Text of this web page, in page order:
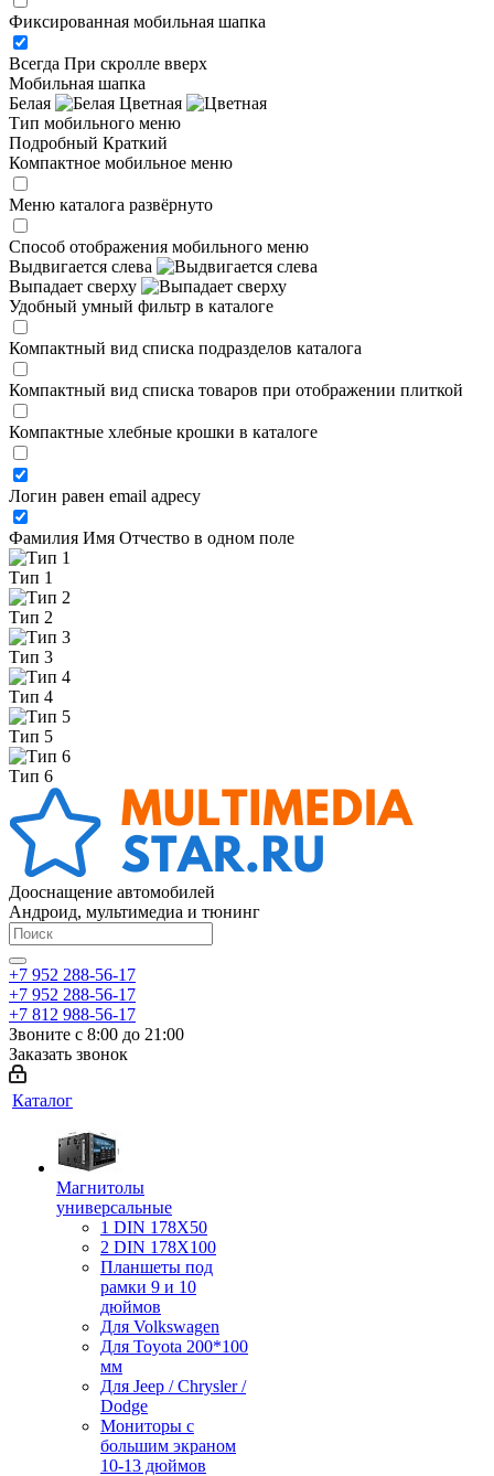
Фиксированная мобильная шапка
Всегда При скролле вверх
Мобильная шапка
Белая
Цветная
Тип мобильного меню
Подробный Краткий
Компактное мобильное меню
Меню каталога развёрнуто
Способ отображения мобильного меню
Выдвигается слева
Выпадает сверху
Удобный умный фильтр в каталоге
Компактный вид списка подразделов каталога
Компактный вид списка товаров при отображении плиткой
Компактные хлебные крошки в каталоге
Логин равен email адресу
Фамилия Имя Отчество в одном поле
Тип 1
Тип 2
Тип 3
Тип 4
Тип 5
Тип 6
Дооснащение автомобилей
Андроид, мультимедиа и тюнинг
+7 952 288-56-17
+7 952 288-56-17
+7 812 988-56-17
Звоните с 8:00 до 21:00
Заказать звонок
Каталог
Магнитолы
универсальные
1 DIN 178X50
2 DIN 178X100
Планшеты под
рамки 9 и 10
дюймов
Для Volkswagen
Для Toyota 200*100
мм
Для Jeep / Chrysler /
Dodge
Мониторы с
большим экраном
10-13 дюймов